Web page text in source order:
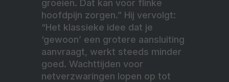
groeien. Dat kan voor flinke
hoofdpijn zorgen.” Hij vervolgt:
“Het klassieke idee dat je
‘gewoon’ een grotere aansluiting
aanvraagt, werkt steeds minder
goed. Wachttijden voor
netverzwaringen lopen op tot